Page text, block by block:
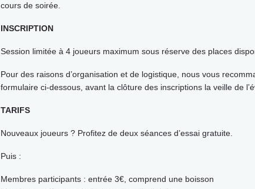
cours de soirée.
INSCRIPTION
Session limitée à 4 joueurs maximum sous réserve des places
Pour des raisons d’organisation et de logistique, nous vous
formulaire ci-dessous, avant la clôture des inscriptions la veille de
TARIFS
Nouveaux joueurs ? Profitez de deux séances d’essai gratuite.
Puis :
Membres participants : entrée 3€, comprend une boisson